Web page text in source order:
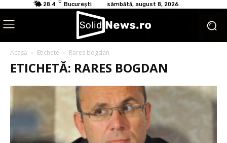
28.4 C București sâmbătă, august 8, 2026
Acasă Etichete Rares bogdan
ETICHETĂ: RARES BOGDAN